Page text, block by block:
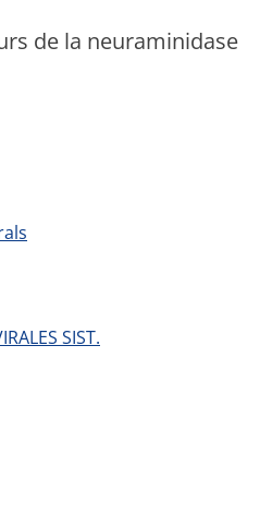
de la neuraminidase
SIST.